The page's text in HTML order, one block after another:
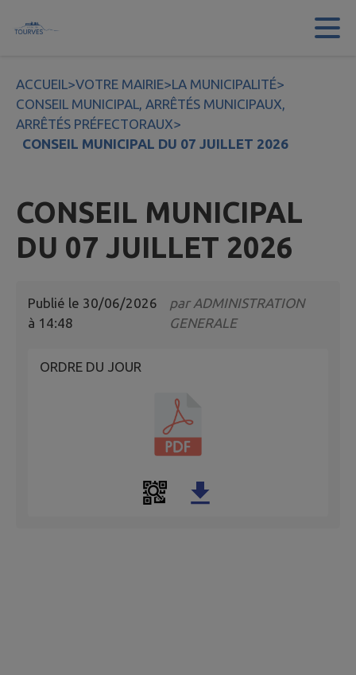
Contenu
ACCUEIL>VOTRE MAIRIE>LA MUNICIPALITÉ>
CONSEIL MUNICIPAL, ARRÊTÉS MUNICIPAUX,
ARRÊTÉS PRÉFECTORAUX>
CONSEIL MUNICIPAL DU 07 JUILLET 2026
CONSEIL MUNICIPAL
DU 07 JUILLET 2026
Publié le 30/06/2026
à 14:48
parADMINISTRATION
GENERALE
ORDRE DU JOUR